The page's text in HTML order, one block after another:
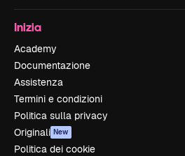
Inizia
Academy
Documentazione
Assistenza
Termini e condizioni
Politica sulla privacy
Originali New
Politica dei cookie